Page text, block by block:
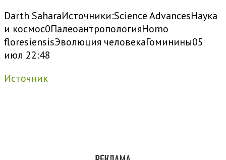
Darth SaharaИсточники:Science AdvancesНаука
и космос0ПалеоантропологияHomo
floresiensisЭволюция человекаГоминины05
июл 22:48
Источник